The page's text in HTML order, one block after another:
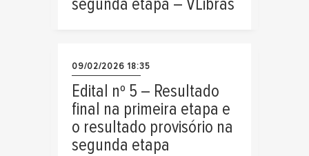
segunda etapa – VLibras
09/02/2026 18:35
Edital nº 5 – Resultado
final na primeira etapa e
o resultado provisório na
segunda etapa